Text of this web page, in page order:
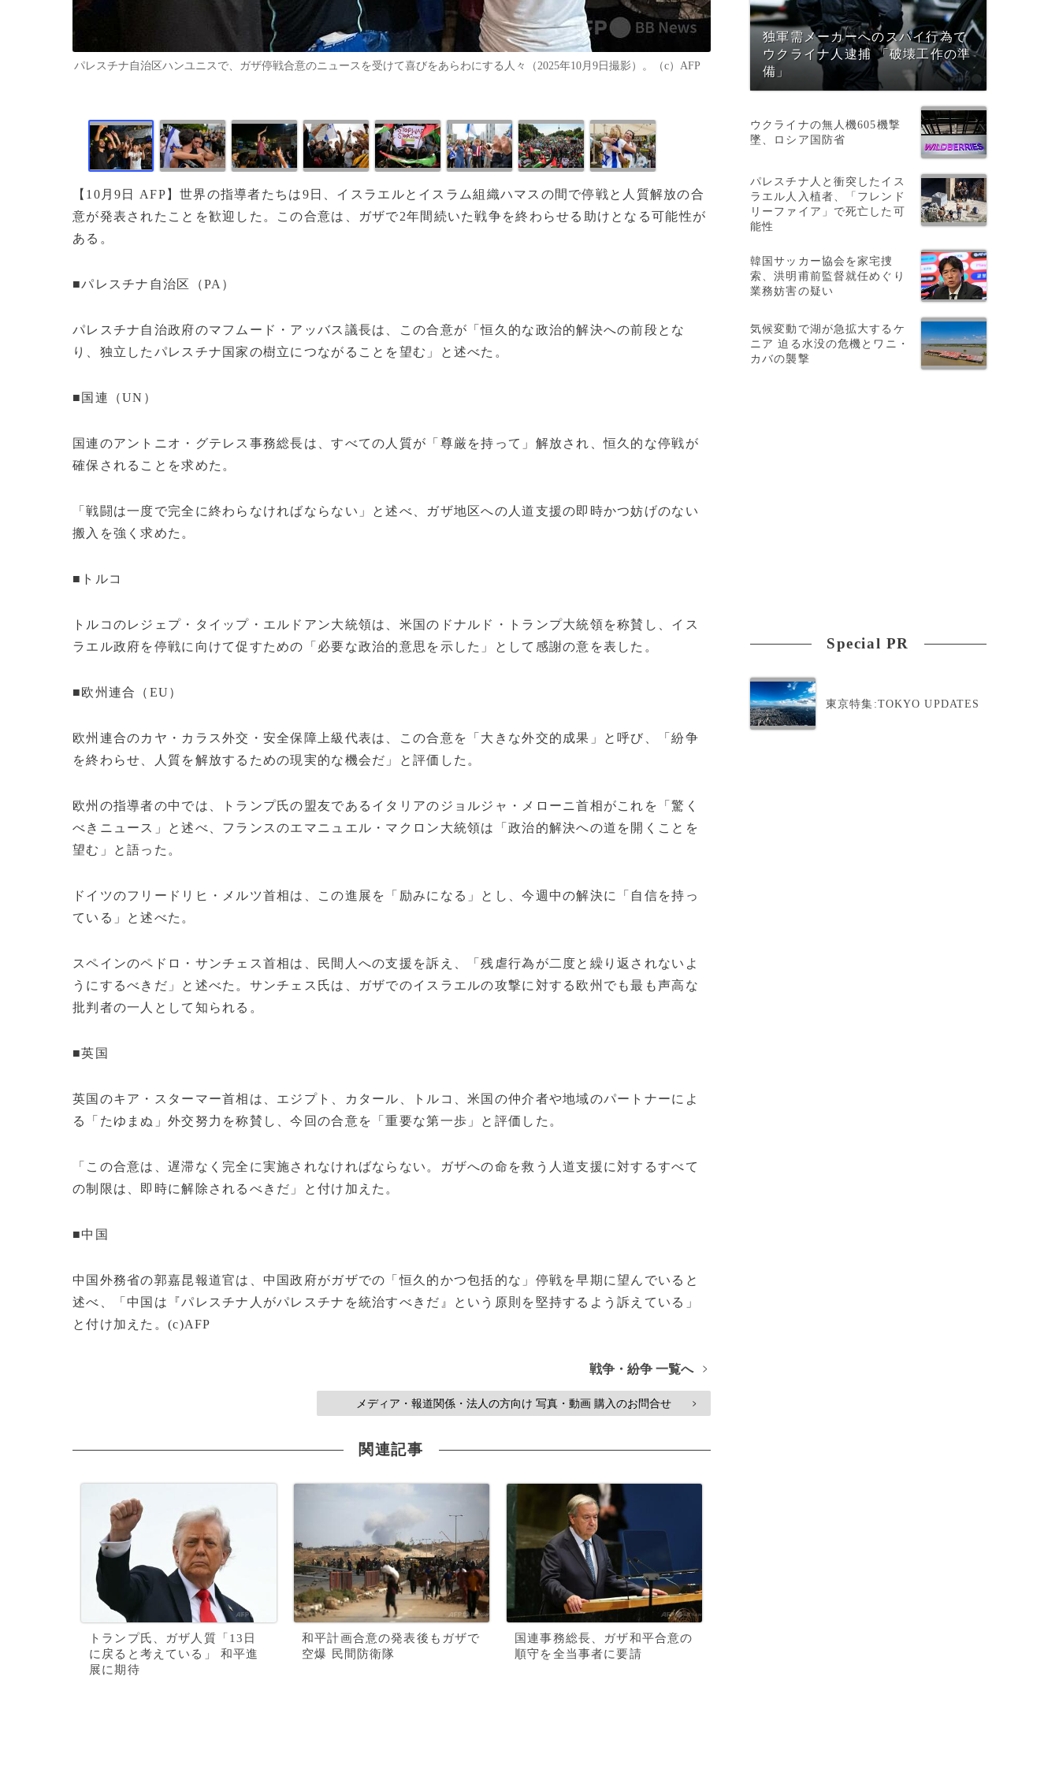
パレスチナ自治区ハンユニスで、ガザ停戦合意のニュースを受けて喜びをあらわにする人々（2025年10月9日撮影）。（c）AFP
【10月9日 AFP】世界の指導者たちは9日、イスラエルとイスラム組織ハマスの間で停戦と人質解放の合
意が発表されたことを歓迎した。この合意は、ガザで2年間続いた戦争を終わらせる助けとなる可能性が
ある。
■パレスチナ自治区（PA）
パレスチナ自治政府のマフムード・アッバス議長は、この合意が「恒久的な政治的解決への前段とな
り、独立したパレスチナ国家の樹立につながることを望む」と述べた。
■国連（UN）
国連のアントニオ・グテレス事務総長は、すべての人質が「尊厳を持って」解放され、恒久的な停戦が
確保されることを求めた。
「戦闘は一度で完全に終わらなければならない」と述べ、ガザ地区への人道支援の即時かつ妨げのない
搬入を強く求めた。
■トルコ
トルコのレジェプ・タイップ・エルドアン大統領は、米国のドナルド・トランプ大統領を称賛し、イス
ラエル政府を停戦に向けて促すための「必要な政治的意思を示した」として感謝の意を表した。
■欧州連合（EU）
欧州連合のカヤ・カラス外交・安全保障上級代表は、この合意を「大きな外交的成果」と呼び、「紛争
を終わらせ、人質を解放するための現実的な機会だ」と評価した。
欧州の指導者の中では、トランプ氏の盟友であるイタリアのジョルジャ・メローニ首相がこれを「驚く
べきニュース」と述べ、フランスのエマニュエル・マクロン大統領は「政治的解決への道を開くことを
望む」と語った。
ドイツのフリードリヒ・メルツ首相は、この進展を「励みになる」とし、今週中の解決に「自信を持っ
ている」と述べた。
スペインのペドロ・サンチェス首相は、民間人への支援を訴え、「残虐行為が二度と繰り返されないよ
うにするべきだ」と述べた。サンチェス氏は、ガザでのイスラエルの攻撃に対する欧州でも最も声高な
批判者の一人として知られる。
■英国
英国のキア・スターマー首相は、エジプト、カタール、トルコ、米国の仲介者や地域のパートナーによ
る「たゆまぬ」外交努力を称賛し、今回の合意を「重要な第一歩」と評価した。
「この合意は、遅滞なく完全に実施されなければならない。ガザへの命を救う人道支援に対するすべて
の制限は、即時に解除されるべきだ」と付け加えた。
■中国
中国外務省の郭嘉昆報道官は、中国政府がガザでの「恒久的かつ包括的な」停戦を早期に望んでいると
述べ、「中国は『パレスチナ人がパレスチナを統治すべきだ』という原則を堅持するよう訴えている」
と付け加えた。(c)AFP
戦争・紛争 一覧へ >
メディア・報道関係・法人の方向け 写真・動画 購入のお問合せ >
関連記事
トランプ氏、ガザ人質「13日
に戻ると考えている」 和平進
展に期待
和平計画合意の発表後もガザで
空爆 民間防衛隊
国連事務総長、ガザ和平合意の
順守を全当事者に要請
独軍需メーカーへのスパイ行為で
ウクライナ人逮捕 「破壊工作の準
備」
ウクライナの無人機605機撃
墜、ロシア国防省
パレスチナ人と衝突したイス
ラエル人入植者、「フレンド
リーファイア」で死亡した可
能性
韓国サッカー協会を家宅捜
索、洪明甫前監督就任めぐり
業務妨害の疑い
気候変動で湖が急拡大するケ
ニア 迫る水没の危機とワニ・
カバの襲撃
Special PR
東京特集:TOKYO UPDATES